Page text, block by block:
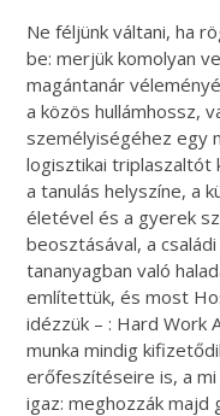
Ne féljünk váltani, ha
be: merjük komolyan
magántanár
a közös hullámhossz,
személyiségéhez egy
logisztikai triplaszaltót
a tanulás helyszíne, a
életével és a gyerek
beosztásával, a
tananyagban való
említettük, és most
idézzük – : Hard Work
munka mindig
erőfeszítéseire is, a mi
igaz: meghozzák majd